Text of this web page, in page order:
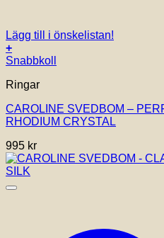
Lägg till i önskelistan!
+
Snabbkoll
Ringar
CAROLINE SVEDBOM –
RHODIUM CRYSTAL
995 kr